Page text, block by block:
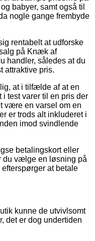
babyer, samt også til
nogle gange frembyde
rentabelt at udforske
på Knæk af
handler, således at du
attraktive pris.
at i tilfælde af at en
test varer til en pris der
være en varsel om en
er trods alt inkluderet i
imod svindlende
betalingskort eller
du vælge en løsning på
at betale
kunne de utvivlsomt
det er dog undertiden